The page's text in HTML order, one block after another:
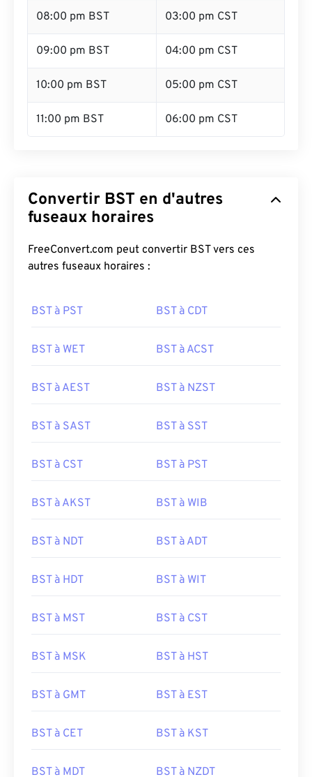
08:00 pm BST 03:00 pm CST
09:00 pm BST 04:00 pm CST
10:00 pm BST 05:00 pm CST
11:00 pm BST 06:00 pm CST
Convertir BST en d'autres
fuseaux horaires
FreeConvert.com peut convertir BST vers ces
autres fuseaux horaires :
BST à PST BST à CDT
BST à WET BST à ACST
BST à AEST BST à NZST
BST à SAST BST à SST
BST à CST BST à PST
BST à AKST BST à WIB
BST à NDT BST à ADT
BST à HDT BST à WIT
BST à MST BST à CST
BST à MSK BST à HST
BST à GMT BST à EST
BST à CET BST à KST
BST à MDT BST à NZDT